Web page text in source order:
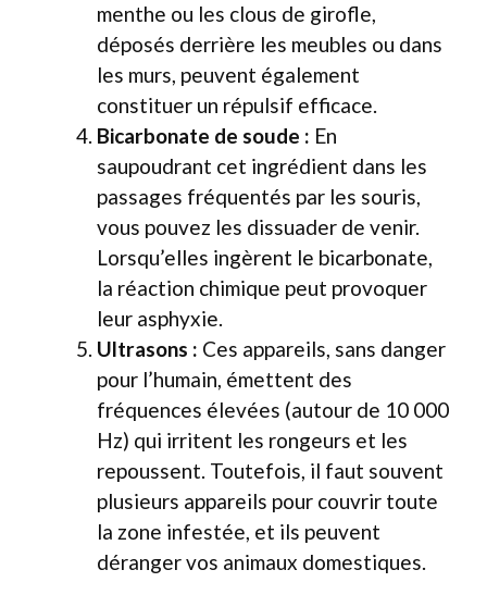
menthe ou les clous de girofle,
déposés derrière les meubles ou dans
les murs, peuvent également
constituer un répulsif efficace.
Bicarbonate de soude : En
saupoudrant cet ingrédient dans les
passages fréquentés par les souris,
vous pouvez les dissuader de venir.
Lorsqu’elles ingèrent le bicarbonate,
la réaction chimique peut provoquer
leur asphyxie.
Ultrasons : Ces appareils, sans danger
pour l’humain, émettent des
fréquences élevées (autour de 10 000
Hz) qui irritent les rongeurs et les
repoussent. Toutefois, il faut souvent
plusieurs appareils pour couvrir toute
la zone infestée, et ils peuvent
déranger vos animaux domestiques.